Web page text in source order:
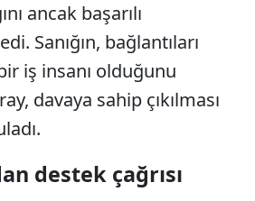
ancak başarılı
Sanığın, bağlantıları
iş insanı olduğunu
davaya sahip çıkılması
destek çağrısı